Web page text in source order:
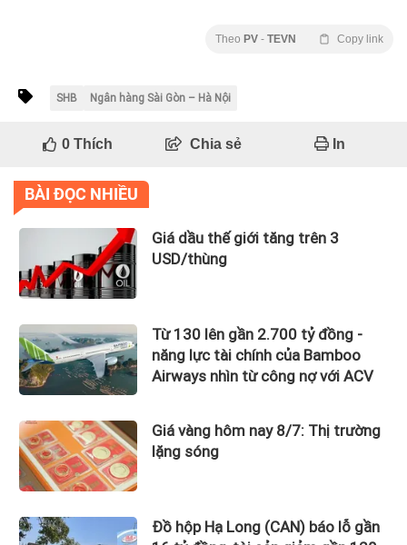
Theo PV - TEVN Copy link
SHB Ngân hàng Sài Gòn – Hà Nội
0Thích Chia sẻ In
BÀI ĐỌC NHIỀU
Giá dầu thế giới tăng trên 3
USD/thùng
Từ 130 lên gần 2.700 tỷ đồng -
năng lực tài chính của Bamboo
Airways nhìn từ công nợ với ACV
Giá vàng hôm nay 8/7: Thị trường
lặng sóng
Đồ hộp Hạ Long (CAN) báo lỗ gần